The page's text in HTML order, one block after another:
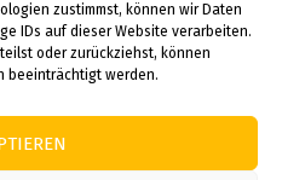
zustimmst, können wir Daten
IDs auf dieser Website verarbeiten.
oder zurückziehst, können
beeinträchtigt werden.